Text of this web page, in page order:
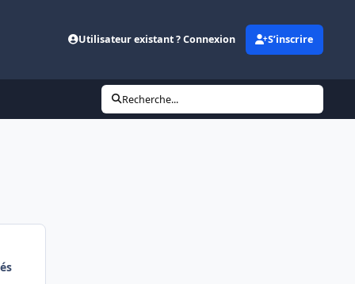
Utilisateur existant ? Connexion S’inscrire
Recherche...